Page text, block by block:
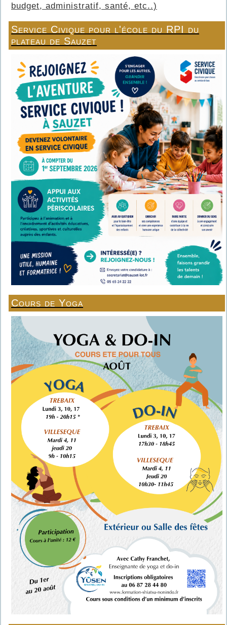
budget, administratif, santé, etc..)
Service Civique pour l'école du RPI du
plateau de Sauzet
Cours de Yoga